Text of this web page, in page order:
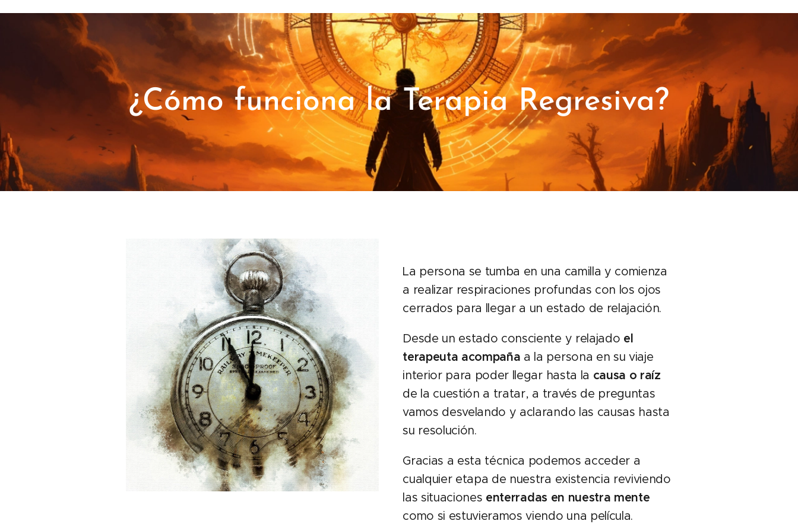
¿Cómo funciona la Terapia Regresiva?
La persona se tumba en una camilla y comienza
a realizar respiraciones profundas con los ojos
cerrados para llegar a un estado de relajación.
Desde un estado consciente y relajado el
terapeuta acompaña a la persona en su viaje
interior para poder llegar hasta la causa o raíz
de la cuestión a tratar, a través de preguntas
vamos desvelando y aclarando las causas hasta
su resolución.
Gracias a esta técnica podemos acceder a
cualquier etapa de nuestra existencia reviviendo
las situaciones enterradas en nuestra mente
como si estuvieramos viendo una película.